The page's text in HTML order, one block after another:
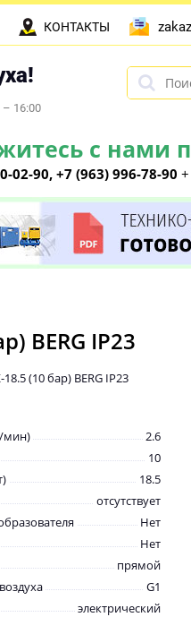
16:00
с нами
02-90, +7 (963) 996-78-90
КОНТАКТЫ
BERG IP23
(10 бар) BERG IP23
мин)
2.6
10
18.5
отсутствует
Нет
Нет
прямой
G1
электрический